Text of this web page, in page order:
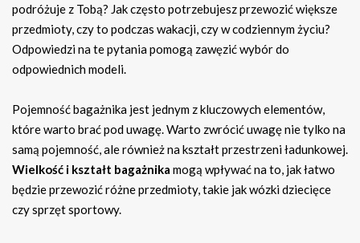
podróżuje z Tobą? Jak często potrzebujesz przewozić większe
przedmioty, czy to podczas wakacji, czy w codziennym życiu?
Odpowiedzi na te pytania pomogą zawęzić wybór do
odpowiednich modeli.
Pojemność bagażnika jest jednym z kluczowych elementów,
które warto brać pod uwagę. Warto zwrócić uwagę nie tylko na
samą pojemność, ale również na kształt przestrzeni ładunkowej.
Wielkość i kształt bagażnika mogą wpływać na to, jak łatwo
będzie przewozić różne przedmioty, takie jak wózki dziecięce
czy sprzęt sportowy.